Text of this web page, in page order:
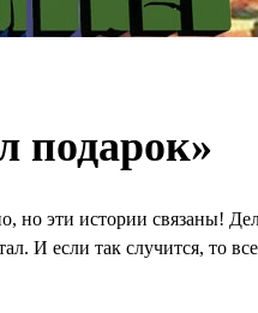
подарок»
эти истории связаны!
И если так случится, то